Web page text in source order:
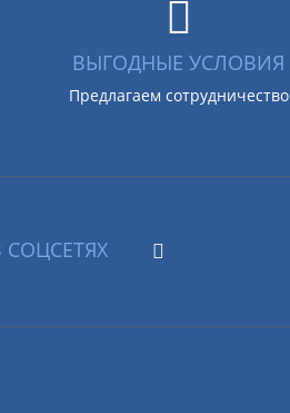
ВЫГОДНЫЕ УСЛОВИЯ
Предлагаем сотрудничество